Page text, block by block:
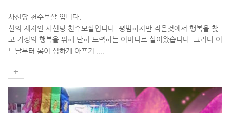
사신당 천수보살 입니다.
신의 제자인 사신당 천수보살입니다. 평범하지만 작은것에서 행복을 찾
고 가정의 행복을 위해 단히 노력하는 어머니로 살아왔습니다. 그러다 어
느날부터 몸이 심하게 아프기 ....
+